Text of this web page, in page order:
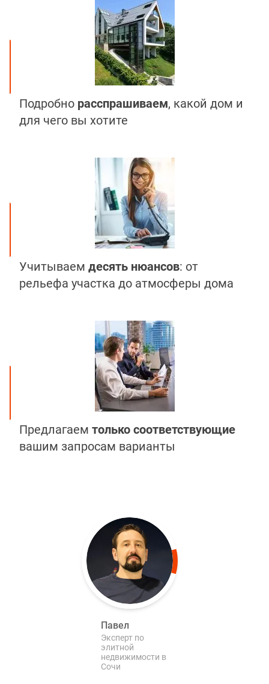
Подробно расспрашиваем, какой дом и
для чего вы хотите
Учитываем десять нюансов: от
рельефа участка до атмосферы дома
Предлагаем только соответствующие
вашим запросам варианты
Павел
Эксперт по
элитной
недвижимости в
Сочи